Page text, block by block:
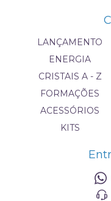
LANÇAMENTO
ENERGIA
CRISTAIS A - Z
FORMAÇÕES
ACESSÓRIOS
KITS